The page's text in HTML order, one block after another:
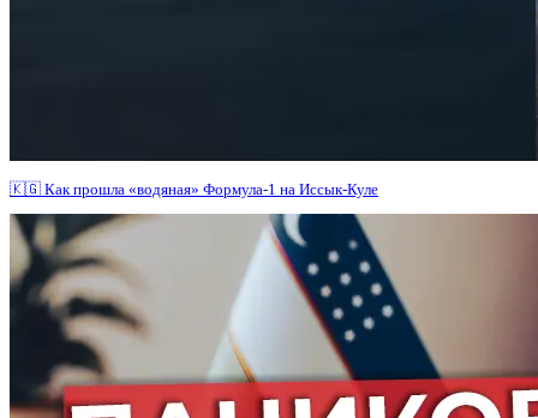
🇰🇬 Как прошла «водяная» Формула-1 на Иссык-Куле